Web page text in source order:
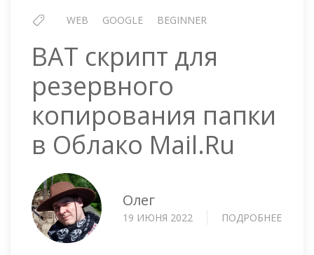
WEB GOOGLE BEGINNER
BAT скрипт для
резервного
копирования папки
в Облако Mail.Ru
Олег
19 ИЮНЯ 2022 ПОДРОБНЕЕ